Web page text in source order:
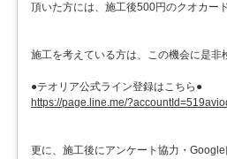
頂いた方には、施工後500円のクオカー
施工を考えている方は、この機会に是非
●テオリア公式ライン登録はこちら●
https://page.line.me/
更に、施工後にアンケート協力・Google